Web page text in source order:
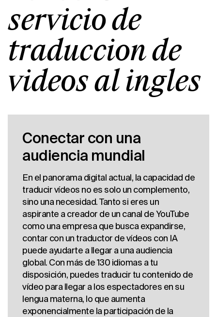
servicio de
traducción de
vídeos al inglés
Conectar con una
audiencia mundial
En el panorama digital actual, la capacidad de
traducir vídeos no es solo un complemento,
sino una necesidad. Tanto si eres un
aspirante a creador de un canal de YouTube
como una empresa que busca expandirse,
contar con un traductor de vídeos con IA
puede ayudarte a llegar a una audiencia
global. Con más de 130 idiomas a tu
disposición, puedes traducir tu contenido de
vídeo para llegar a los espectadores en su
lengua materna, lo que aumenta
exponencialmente la participación de la